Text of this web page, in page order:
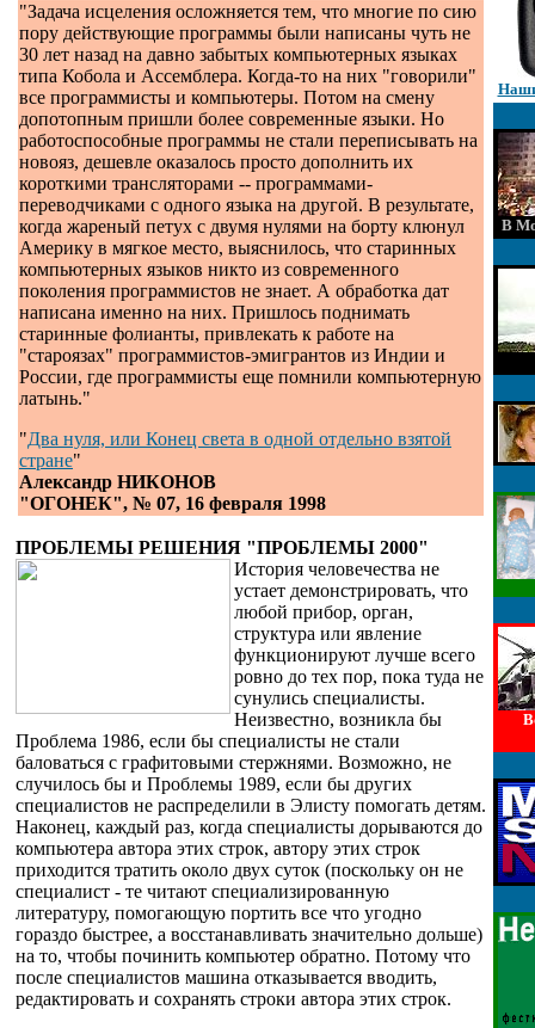
"Задача исцеления осложняется тем, что многие по сию
пору действующие программы были написаны чуть не
30 лет назад на давно забытых компьютерных языках
типа Кобола и Ассемблера. Когда-то на них "говорили"
все программисты и компьютеры. Потом на смену
допотопным пришли более современные языки. Но
работоспособные программы не стали переписывать на
новояз, дешевле оказалось просто дополнить их
короткими трансляторами -- программами-
переводчиками с одного языка на другой. В результате,
когда жареный петух с двумя нулями на борту клюнул
Америку в мягкое место, выяснилось, что старинных
компьютерных языков никто из современного
поколения программистов не знает. А обработка дат
написана именно на них. Пришлось поднимать
старинные фолианты, привлекать к работе на
"староязах" программистов-эмигрантов из Индии и
России, где программисты еще помнили компьютерную
латынь."
"Два нуля, или Конец света в одной отдельно взятой
стране"
Александр НИКОНОВ
"ОГОНЕК", № 07, 16 февраля 1998
ПРОБЛЕМЫ РЕШЕНИЯ "ПРОБЛЕМЫ 2000"
История человечества не
устает демонстрировать, что
любой прибор, орган,
структура или явление
функционируют лучше всего
ровно до тех пор, пока туда не
сунулись специалисты.
Неизвестно, возникла бы
Проблема 1986, если бы специалисты не стали
баловаться с графитовыми стержнями. Возможно, не
случилось бы и Проблемы 1989, если бы других
специалистов не распределили в Элисту помогать детям.
Наконец, каждый раз, когда специалисты дорываются до
компьютера автора этих строк, автору этих строк
приходится тратить около двух суток (поскольку он не
специалист - те читают специализированную
литературу, помогающую портить все что угодно
гораздо быстрее, а восстанавливать значительно дольше)
на то, чтобы починить компьютер обратно. Потому что
после специалистов машина отказывается вводить,
редактировать и сохранять строки автора этих строк.
В